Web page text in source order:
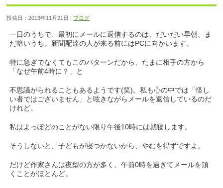
投稿日：2013年11月21日 | ブログ
一日のうちで、最初にメールに返信するのは、だいだい早朝、ま
だ暗いうち。新聞配達の人が来る前にはPCに向かいます。
特に急ぎでなくてもこのパターンだから、たまに相手の方から
「なぜ午前4時に？」と
不思議がられることもあるようです(笑)。私も心の中では「怪し
い者ではございません」と呟きながらメールを返信しているのだ
けれど。
私はよっぽどのことがない限り午後10時には就寝します。
そうしないと、子どもが寝つかないから、やむを得ずですよ。
だけど作家さんは夜型の方が多く、午前0時を過ぎてメールを頂
くことがほとんど。